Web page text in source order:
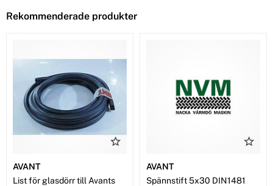
Rekommenderade produkter
AVANT
List för glasdörr till Avants
AVANT
Spännstift 5x30 DIN1481